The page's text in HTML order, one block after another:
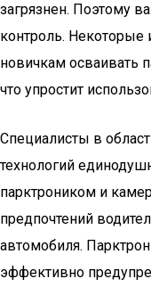
загрязнен. Поэтому
контроль.
новичкам осваивать
что упростит
Специалисты в
технологий
парктроником и
предпочтений
автомобиля.
эффективно